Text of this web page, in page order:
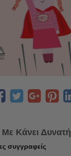
Κάνει Δυνατή
συγγραφείς